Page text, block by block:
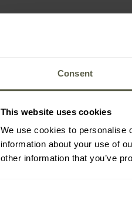
Consent
This website uses cookies
We use cookies to personalise
information about your use of
other information that you’ve
Mil-Tec - Large
- Rucksack 36 l
Black